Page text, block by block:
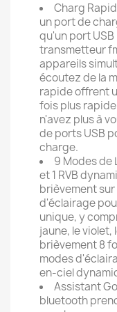
Charg
un port de
qu'un port
transmetteur
appareils
écoutez de la
rapide offrent
fois plus
n'avez plus à
de ports USB
charge.
9 Modes de
et 1 RVB
brièvement
d'éclairage
unique, y
jaune, le violet,
brièvement 8
modes
en-ciel
Assistant
bluetooth